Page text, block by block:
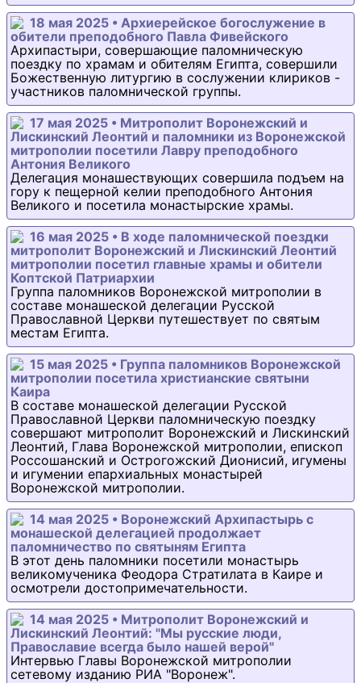
18 мая 2025 • Архиерейское богослужение в
обители преподобного Павла Фивейского
Архипастыри, совершающие паломническую
поездку по храмам и обителям Египта, совершили
Божественную литургию в сослужении клириков -
участников паломнической группы.
17 мая 2025 • Митрополит Воронежский и
Лискинский Леонтий и паломники из Воронежской
митрополии посетили Лавру преподобного
Антония Великого
Делегация монашествующих совершила подъем на
гору к пещерной келии преподобного Антония
Великого и посетила монастырские храмы.
16 мая 2025 • В ходе паломнической поездки
митрополит Воронежский и Лискинский Леонтий
митрополии посетил главные храмы и обители
Коптской Патриархии
Группа паломников Воронежской митрополии в
составе монашеской делегации Русской
Православной Церкви путешествует по святым
местам Египта.
15 мая 2025 • Группа паломников Воронежской
митрополии посетила христианские святыни
Каира
В составе монашеской делегации Русской
Православной Церкви паломническую поездку
совершают митрополит Воронежский и Лискинский
Леонтий, Глава Воронежской митрополии, епископ
Россошанский и Острогожский Дионисий, игумены
и игумении епархиальных монастырей
Воронежской митрополии.
14 мая 2025 • Воронежский Архипастырь с
монашеской делегацией продолжает
паломничество по святыням Египта
В этот день паломники посетили монастырь
великомученика Феодора Стратилата в Каире и
осмотрели достопримечательности.
14 мая 2025 • Митрополит Воронежский и
Лискинский Леонтий: "Мы русские люди,
Православие всегда было нашей верой"
Интервью Главы Воронежской митрополии
сетевому изданию РИА "Воронеж".